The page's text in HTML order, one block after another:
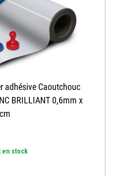
adhésive Caoutchouc
BRILLIANT 0,6mm x
en stock